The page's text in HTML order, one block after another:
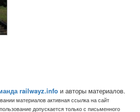
railwayz.info и авторы материалов.
материалов активная ссылка на сайт
допускается только с письменного